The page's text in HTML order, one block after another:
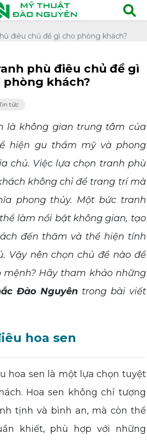
điêu chủ đề gì cho phòng khách?
phù điêu chủ đề gì
phòng khách?
tức
không gian trung tâm của
hiện gu thẩm mỹ và phong
chủ. Việc lựa chọn tranh phù
không chỉ để trang trí mà
phong thủy. Một bức tranh
làm nổi bật không gian, tạo
đến thăm và thể hiện tính
Vậy nên chọn chủ đề nào để
mệnh? Hãy tham khảo những
Đào Nguyêntrong bài viết
hoa sen
hoa sen là một lựa chọn tuyệt
Hoa sen không chỉ tượng
tịnh và bình an, mà còn thể
khiết, phù hợp với những